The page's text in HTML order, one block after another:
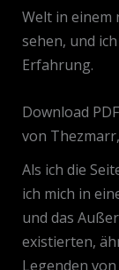
Welt in einem
sehen, und
Erfahrung.
Download
von
Als ich die
ich mich in
und das
existierten,
Legenden